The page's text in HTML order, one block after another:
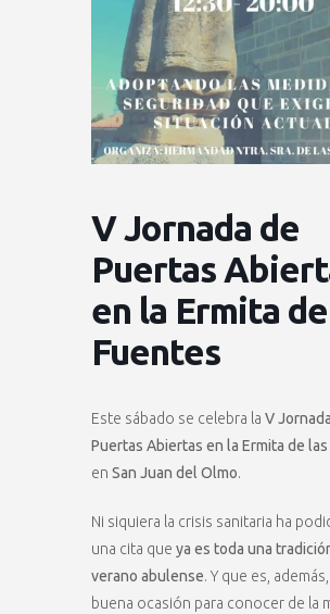
V Jornada de
Puertas
en la Ermita
Fuentes
Este sábado se celebra la V
Puertas Abiertas en la Ermita de
en San Juan del Olmo.
Ni siquiera la crisis sanitaria ha
una cita que ya es toda una
verano abulense. Y que es,
buena ocasión para conocer de la